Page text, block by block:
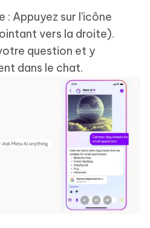
: Appuyez sur l'icône
vers la droite).
question et y
dans le chat.